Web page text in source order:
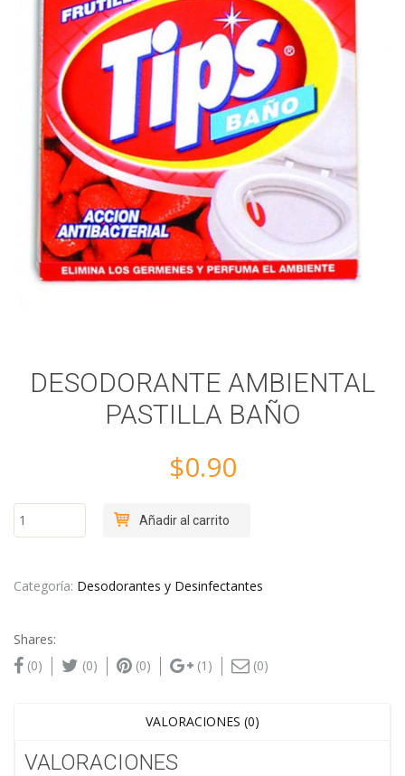
DESODORANTE AMBIENTAL
PASTILLA BAÑO
$0.90
DESODORANTE
AMBIENTAL
cantidad
Añadir al carrito
Categoría: Desodorantes y Desinfectantes
Shares:
(0)
(0) (0) (1) (0)
VALORACIONES (0)
VALORACIONES